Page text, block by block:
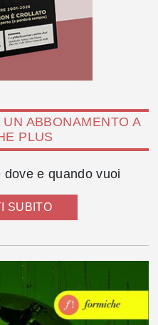
ABBONAMENTO A
PLUS
e quando vuoi
SUBITO